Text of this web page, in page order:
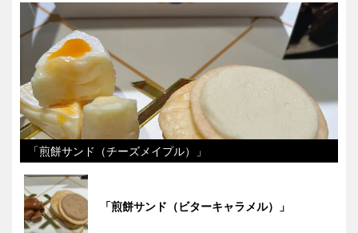
「煎餅サンド（チーズメイプル）」
「煎餅サンド（ビターキャラメル）」